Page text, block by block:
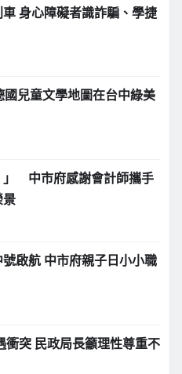
身心障礙者識詐騙、學捷
兒童文學地圖在台中綠美
」 中市府感謝會計師攜手
景
啟航 中市府親子日小小職
突 民政局長籲理性尊重不